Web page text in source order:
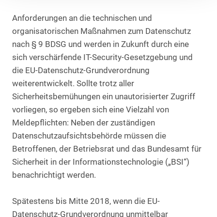
Anforderungen an die technischen und
organisatorischen Maßnahmen zum Datenschutz
nach § 9 BDSG und werden in Zukunft durch eine
sich verschärfende IT-Security-Gesetzgebung und
die EU-Datenschutz-Grundverordnung
weiterentwickelt. Sollte trotz aller
Sicherheitsbemühungen ein unautorisierter Zugriff
vorliegen, so ergeben sich eine Vielzahl von
Meldepflichten: Neben der zuständigen
Datenschutzaufsichtsbehörde müssen die
Betroffenen, der Betriebsrat und das Bundesamt für
Sicherheit in der Informationstechnologie („BSI“)
benachrichtigt werden.
Spätestens bis Mitte 2018, wenn die EU-
Datenschutz-Grundverordnung unmittelbar